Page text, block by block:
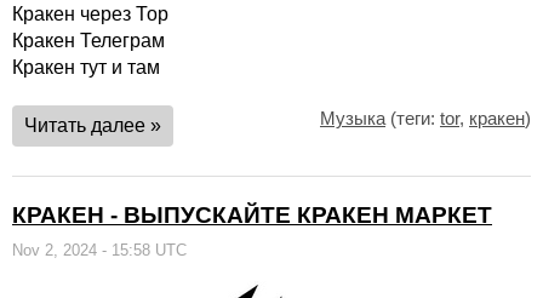
Кракен через Тор
Кракен Телеграм
Кракен тут и там
Читать далее » Музыка (теги: tor, кракен)
КРАКЕН - ВЫПУСКАЙТЕ КРАКЕН МАРКЕТ
Nov 2, 2024 - 15:58 UTC